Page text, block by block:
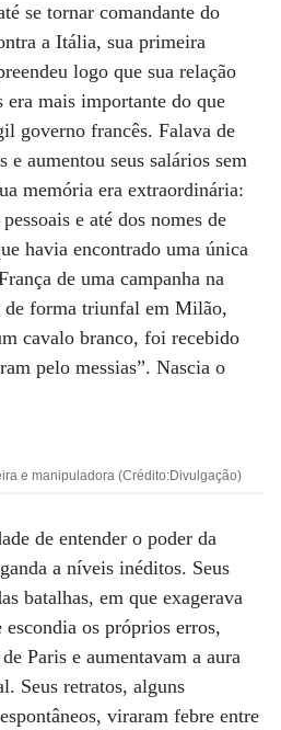
se tornar comandante do
a Itália, sua primeira
logo que sua relação
era mais importante do que
governo francês. Falava de
e aumentou seus salários sem
memória era extraordinária:
e até dos nomes de
havia encontrado uma única
de uma campanha na
de forma triunfal em Milão,
cavalo branco, foi recebido
pelo messias”. Nascia o
e manipuladora (Crédito:Divulgação)
de entender o poder da
a níveis inéditos. Seus
batalhas, em que exagerava
os próprios erros,
Paris e aumentavam a aura
Seus retratos, alguns
viraram febre entre